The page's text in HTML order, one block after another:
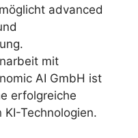
advanced
mit
AI GmbH ist
erfolgreiche
KI-Technologien.